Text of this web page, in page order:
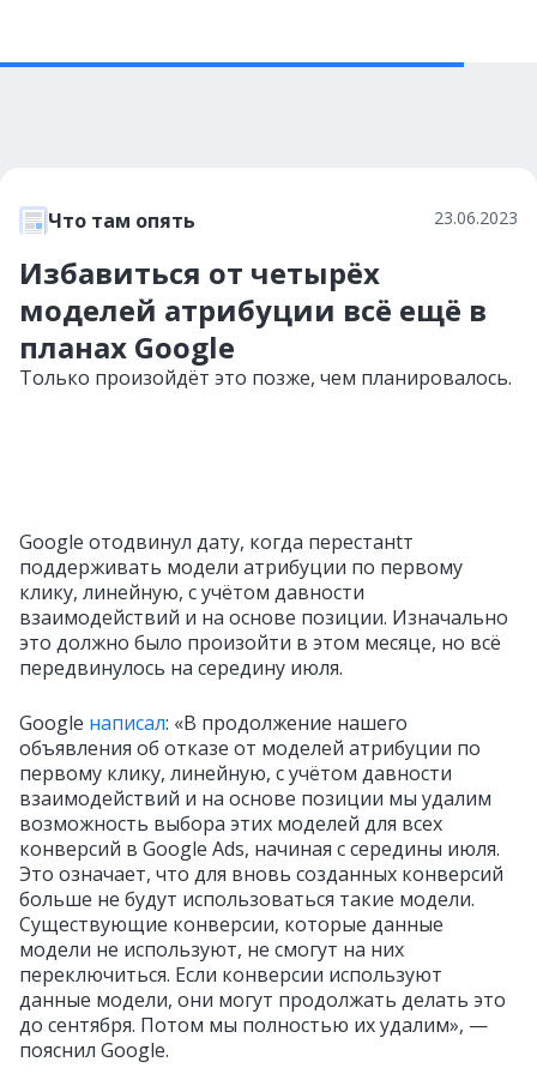
Что там опять 23.06.2023
Избавиться от четырёх
моделей атрибуции всё ещё в
планах Google
Только произойдёт это позже, чем планировалось.
Google отодвинул дату, когда перестанtт
поддерживать модели атрибуции по первому
клику, линейную, с учётом давности
взаимодействий и на основе позиции. Изначально
это должно было произойти в этом месяце, но всё
передвинулось на середину июля.
Google написал: «В продолжение нашего
объявления об отказе от моделей атрибуции по
первому клику, линейную, с учётом давности
взаимодействий и на основе позиции мы удалим
возможность выбора этих моделей для всех
конверсий в Google Ads, начиная с середины июля.
Это означает, что для вновь созданных конверсий
больше не будут использоваться такие модели.
Существующие конверсии, которые данные
модели не используют, не смогут на них
переключиться. Если конверсии используют
данные модели, они могут продолжать делать это
до сентября. Потом мы полностью их удалим», —
пояснил Google.